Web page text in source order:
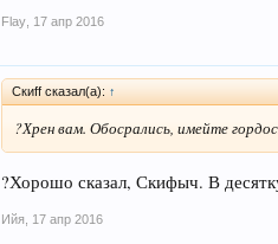
Flay 17 апр 2016
Скиff сказал(а): ↑
?Хрен вам. Обосрались, имейте
?Хорошо сказал, Скифыч. В
Ийя 17 апр 2016